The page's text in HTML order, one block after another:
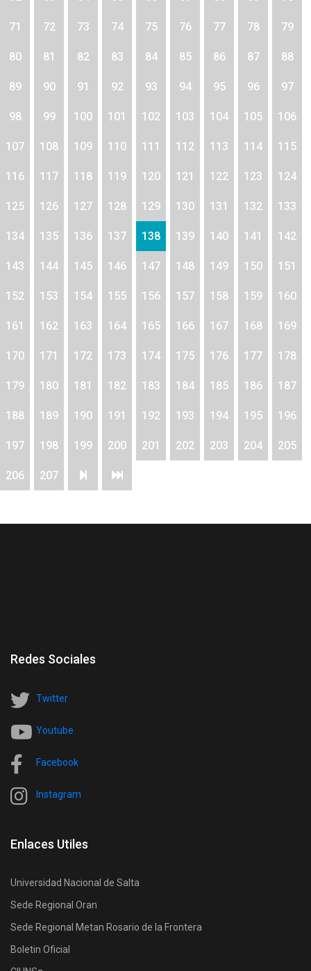
71 72 73 74 75 76 77 78 79
80 81 82 83 84 85 86 87 88
89 90 91 92 93 94 95 96 97
98 99 100 101 102 103 104 105 106
107 108 109 110 111 112 113 114 115
116 117 118 119 120 121 122 123 124
125 126 127 128 129 130 131 132 133
134 135 136 137 138 139 140 141 142
143 144 145 146 147 148 149 150 151
152 153 154 155 156 157 158 159 160
161 162 163 164 165 166 167 168 169
170 171 172 173 174 175 176 177 178
179 180 181 182 183 184 185 186 187
188 189 190 191 192 193 194 195 196
197 198 199 200 201 202 203 204 205
206 207
Redes Sociales
Twitter
Youtube
Facebook
Instagram
Enlaces Utiles
Universidad Nacional de Salta
Sede Regional Oran
Sede Regional Metan Rosario de la Frontera
Boletin Oficial